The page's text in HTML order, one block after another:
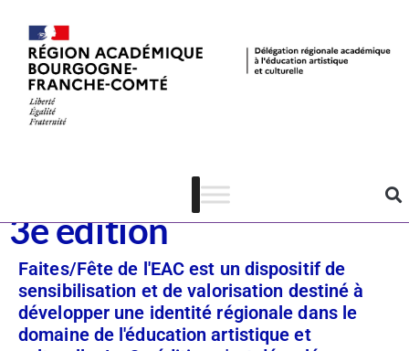
Faites/Fête de l’EAC –
3e édition
Faites/Fête de l'EAC est un dispositif de
sensibilisation et de valorisation destiné à
développer une identité régionale dans le
domaine de l'éducation artistique et